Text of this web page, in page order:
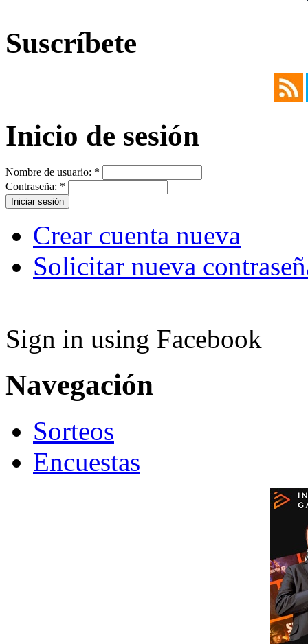
Suscríbete
Inicio de sesión
Nombre de usuario: *
Contraseña: *
Crear cuenta nueva
Solicitar nueva
Sign in using Facebook
Navegación
Sorteos
Encuestas